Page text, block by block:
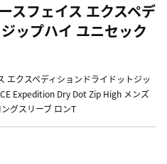
スフェイス エクスペデ
ップハイ ユニセック
エクスペディションドライドットジッ
Expedition Dry Dot Zip High メンズ
グスリーブ ロンT